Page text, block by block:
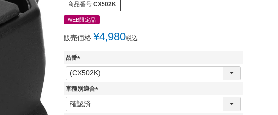
商品番号 CX502K
WEB限定品
販売価格 ¥4,980税込
品番
(
必
須
車種別適合
(